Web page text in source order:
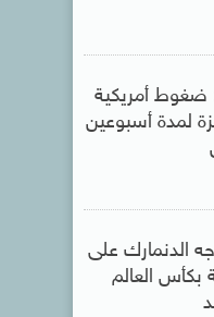
ضغوط أمريكية
لمدة أسبوعين
الدنمارك على
بكأس العالم